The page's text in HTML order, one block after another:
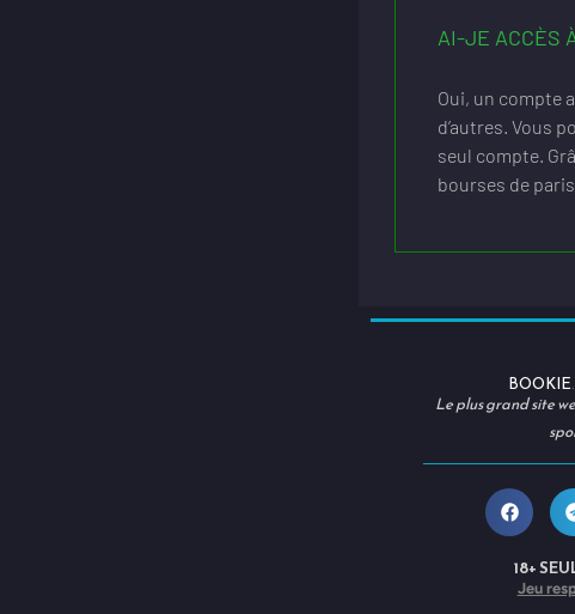
AI-JE ACCÈS
Oui, un compte
d’autres. Vous
seul compte.
bourses de paris.
BOOKIE
Le plus grand site
18+
Jeu